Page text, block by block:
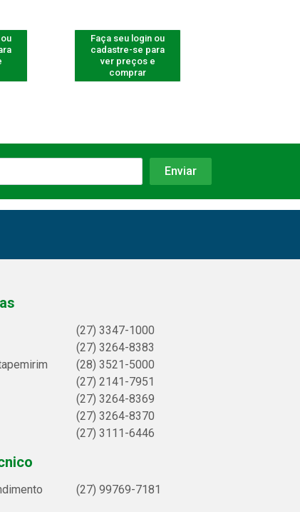
Faça seu login ou
cadastre-se para
ver preços e
comprar
(27) 3347-1000
(27) 3264-8383
(28) 3521-5000
(27) 2141-7951
(27) 3264-8369
(27) 3264-8370
(27) 3111-6446
(27) 99769-7181